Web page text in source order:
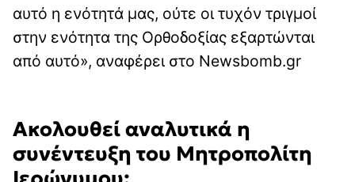
αυτό η ενότητά μας, ούτε οι τυχόν τριγμοί
στην ενότητα της Ορθοδοξίας εξαρτώνται
από αυτό», αναφέρει στο Newsbomb.gr
Ακολουθεί αναλυτικά η
συνέντευξη του Μητροπολίτη